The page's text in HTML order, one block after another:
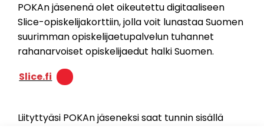
POKAn jäsenenä olet oikeutettu digitaaliseen
Slice-opiskelijakorttiin, jolla voit lunastaa Suomen
suurimman opiskelijaetupalvelun tuhannet
rahanarvoiset opiskelijaedut halki Suomen.
Slice.fi
Liityttyäsi POKAn jäseneksi saat tunnin sisällä